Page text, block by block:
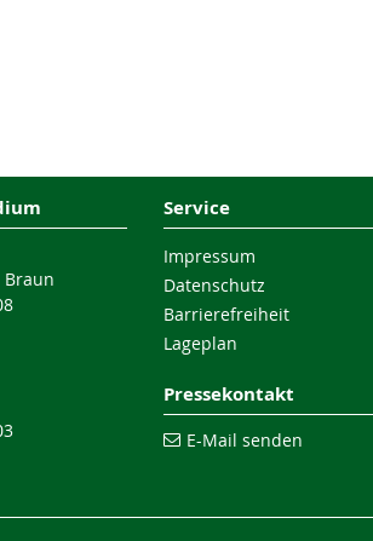
Braun
Service
Impressum
Datenschutz
Barrierefreiheit
Lageplan
Pressekontakt
E-Mail senden